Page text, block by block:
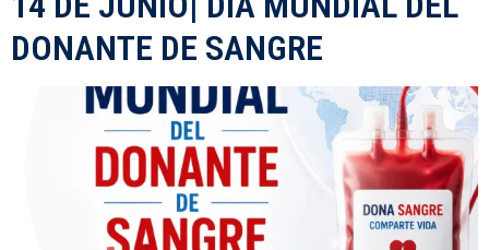
DONANTE DE SANGRE